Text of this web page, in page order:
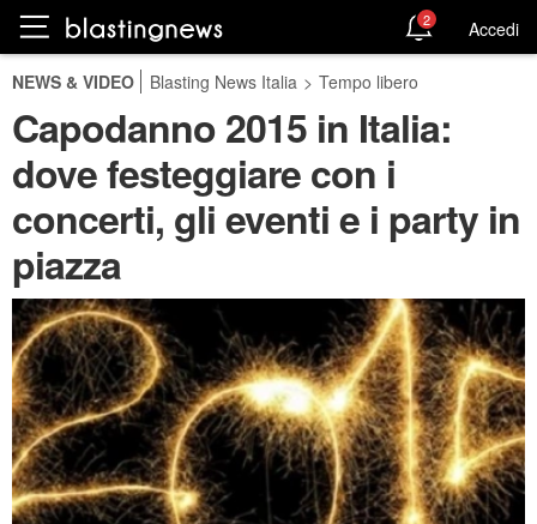
2 Accedi
NEWS & VIDEO Blasting News Italia > Tempo libero
Capodanno 2015 in Italia:
dove festeggiare con i
concerti, gli eventi e i party in
piazza